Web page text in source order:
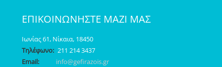
ΕΠΙΚΟΙΝΩΝΗΣΤΕ ΜΑΖΙ ΜΑΣ
Ιωνίας 61, Νίκαια, 18450
Τηλέφωνο:211 214 3437
Email:
info@gefirazois.gr